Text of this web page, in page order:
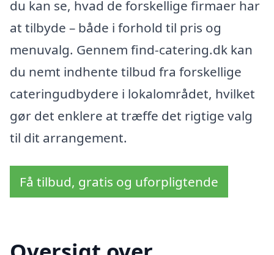
du kan se, hvad de forskellige firmaer har
at tilbyde – både i forhold til pris og
menuvalg. Gennem find-catering.dk kan
du nemt indhente tilbud fra forskellige
cateringudbydere i lokalområdet, hvilket
gør det enklere at træffe det rigtige valg
til dit arrangement.
Få tilbud, gratis og uforpligtende